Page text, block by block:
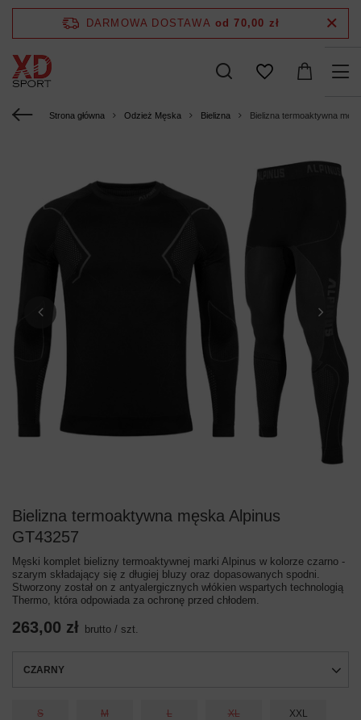
DARMOWA DOSTAWA od 70,00 zł
Strona główna Odzież Męska Bielizna Bielizna termoaktywna
Bielizna termoaktywna męska Alpinus
GT43257
Męski komplet bielizny termoaktywnej marki Alpinus w kolorze czarno -
szarym składający się z długiej bluzy oraz dopasowanych spodni.
Stworzony został on z antyalergicznych włókien wspartych technologią
Thermo, która odpowiada za ochronę przed chłodem.
263,00 zł brutto / szt.
CZARNY
S M L XL XXL